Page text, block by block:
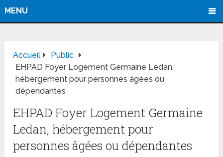
MENU
Accueil
Public
EHPAD Foyer Logement Germaine Ledan,
hébergement pour personnes âgées ou
dépendantes
EHPAD Foyer Logement Germaine
Ledan, hébergement pour
personnes âgées ou dépendantes